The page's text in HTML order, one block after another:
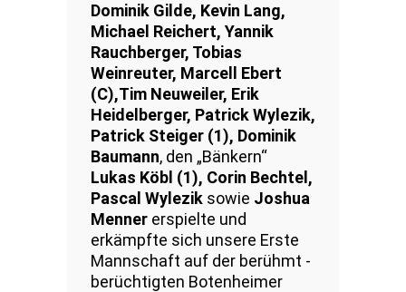
Dominik Gilde, Kevin Lang,
Michael Reichert, Yannik
Rauchberger, Tobias
Weinreuter, Marcell Ebert
(C),Tim Neuweiler, Erik
Heidelberger, Patrick Wylezik,
Patrick Steiger (1), Dominik
Baumann, den „Bänkern“
Lukas Köbl (1), Corin Bechtel,
Pascal Wylezik sowie Joshua
Menner erspielte und
erkämpfte sich unsere Erste
Mannschaft auf der berühmt -
berüchtigten Botenheimer